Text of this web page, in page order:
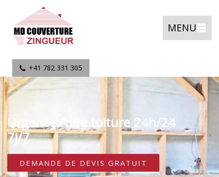
MENU
+41 782 331 305
Urgence fuite toiture 24h/24
7j/7
DEMANDE DE DEVIS GRATUIT